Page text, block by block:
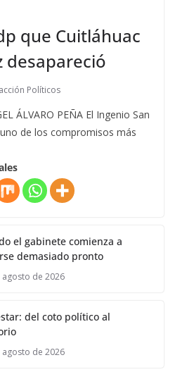
que Cuitláhuac
desapareció
Políticos
ÁLVARO PEÑA El Ingenio San
de los compromisos más
el gabinete comienza a
demasiado pronto
agosto de 2026
del coto político al
agosto de 2026